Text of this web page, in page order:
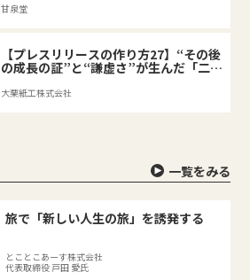
甘泉堂
【プレスリリースの作り方27】“その後
の成長の証”と“謙虚さ”が生んだ「二匹
目のドジョウ」
大栗紙工株式会社
一覧をみる
旅で「新しい人生の旅」を誘発する
とことこあーす株式会社
代表取締役 戸田 愛氏